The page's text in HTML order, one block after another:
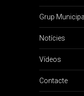
Grup Municipal
Notícies
Vídeos
Contacte